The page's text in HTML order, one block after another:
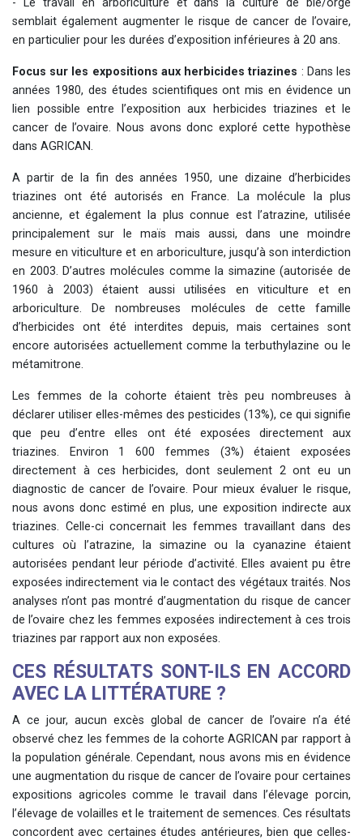
semblait également augmenter le risque de cancer de l’ovaire,
en particulier pour les durées d’exposition inférieures à 20 ans.
Focus sur les expositions aux herbicides triazines : Dans les
années 1980, des études scientifiques ont mis en évidence un
lien possible entre l’exposition aux herbicides triazines et le
cancer de l’ovaire. Nous avons donc exploré cette hypothèse
dans AGRICAN.
A partir de la fin des années 1950, une dizaine d’herbicides
triazines ont été autorisés en France. La molécule la plus
ancienne, et également la plus connue est l’atrazine, utilisée
principalement sur le maïs mais aussi, dans une moindre
mesure en viticulture et en arboriculture, jusqu’à son interdiction
en 2003. D’autres molécules comme la simazine (autorisée de
1960 à 2003) étaient aussi utilisées en viticulture et en
arboriculture. De nombreuses molécules de cette famille
d’herbicides ont été interdites depuis, mais certaines sont
encore autorisées actuellement comme la terbuthylazine ou le
métamitrone.
Les femmes de la cohorte étaient très peu nombreuses à
déclarer utiliser elles-mêmes des pesticides (13%), ce qui signifie
que peu d’entre elles ont été exposées directement aux
triazines. Environ 1 600 femmes (3%) étaient exposées
directement à ces herbicides, dont seulement 2 ont eu un
diagnostic de cancer de l’ovaire. Pour mieux évaluer le risque,
nous avons donc estimé en plus, une exposition indirecte aux
triazines. Celle-ci concernait les femmes travaillant dans des
cultures où l’atrazine, la simazine ou la cyanazine étaient
autorisées pendant leur période d’activité. Elles avaient pu être
exposées indirectement via le contact des végétaux traités. Nos
analyses n’ont pas montré d’augmentation du risque de cancer
de l’ovaire chez les femmes exposées indirectement à ces trois
triazines par rapport aux non exposées.
CES RÉSULTATS SONT-ILS EN ACCORD
AVEC LA LITTÉRATURE ?
A ce jour, aucun excès global de cancer de l’ovaire n’a été
observé chez les femmes de la cohorte AGRICAN par rapport à
la population générale. Cependant, nous avons mis en évidence
une augmentation du risque de cancer de l’ovaire pour certaines
expositions agricoles comme le travail dans l’élevage porcin,
l’élevage de volailles et le traitement de semences. Ces résultats
concordent avec certaines études antérieures, bien que celles-